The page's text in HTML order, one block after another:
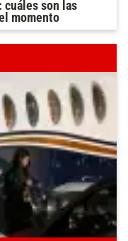
son las
momento